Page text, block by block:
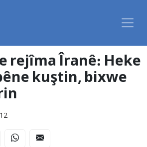
rejîma Îranê: Heke
kuştin, bixwe